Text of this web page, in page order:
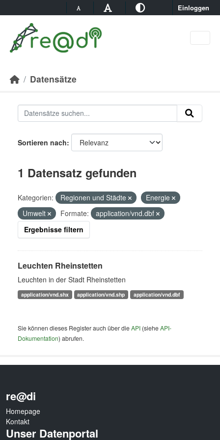
Einloggen
Datensätze
Sortieren nach
1 Datensatz gefunden
Kategorien: Regionen und Städte
Energie
Umwelt
Formate:
application/vnd.dbf
Ergebnisse filtern
Leuchten Rheinstetten
Leuchten in der Stadt Rheinstetten
application/vnd.shx application/vnd.shp application/vnd.dbf
Sie können dieses Register auch über dieAPI (sieheAPI-
Dokumentation) abrufen.
re@di
Homepage
Kontakt
Unser Datenportal